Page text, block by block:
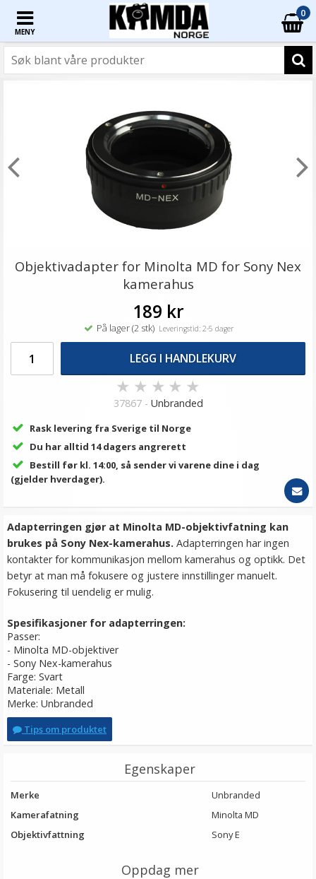
MENY
0
Objektivadapter for Minolta MD for Sony Nex
kamerahus
189 kr
På lager (2 stk)Leveringstid: 2-5 dager
LEGG I HANDLEKURV
★ ★ ★ ★ ★
37867 - Unbranded
Rask levering fra Sverige til Norge
Du har alltid 14 dagers angrerett
Bestill før kl. 14:00, så sender vi varene dine i dag
(gjelder hverdager).
Adapterringen gjør at Minolta MD-objektivfatning kan
brukes på Sony Nex-kamerahus. Adapterringen har ingen
kontakter for kommunikasjon mellom kamerahus og optikk. Det
betyr at man må fokusere og justere innstillinger manuelt.
Fokusering til uendelig er mulig.
Spesifikasjoner for adapterringen:
Passer:
- Minolta MD-objektiver
- Sony Nex-kamerahus
Farge: Svart
Materiale: Metall
Merke: Unbranded
Tips om produktet
Egenskaper
Merke
Unbranded
Kamerafatning
Minolta MD
Objektivfattning
Sony E
Oppdag mer